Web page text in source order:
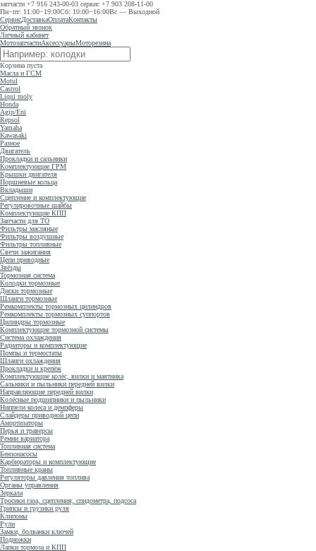
запчасти +7 916 243-00-03 сервис +7 903 208-11-00
Пн−пт: 11:00−19:00Сб: 10:00−16:00Вс — Выходной
СервисДоставкаОплатаКонтакты
Обратный звонок
Личный кабинет
МотозапчастиАксессуарыМоторезина
Корзина пуста
Масла и ГСМ
Motul
Castrol
Liqui moly
Honda
Agip/Eni
Repsol
Yamaha
Kawasaki
Разное
Двигатель
Прокладки и сальники
Комплектующие ГРМ
Крышки двигателя
Поршневые кольца
Вкладыши
Сцепление и комплектующие
Регулировочные шайбы
Комплектующие КПП
Запчасти для ТО
Фильтры масляные
Фильтры воздушные
Фильтры топливные
Свечи зажигания
Цепи приводные
Звёзды
Тормозная система
Колодки тормозные
Диски тормозные
Шланги тормозные
Ремкомплекты тормозных цилиндров
Ремкомплекты тормозных суппортов
Цилиндры тормозные
Комплектующие тормозной системы
Система охлаждения
Радиаторы и комплектующие
Помпы и термостаты
Шланги охлаждения
Прокладки и крепёж
Комплектующие колёс, вилки и маятника
Сальники и пыльники передней вилки
Направляющие передней вилки
Колёсные подшипники и пыльники
Ниппели колеса и демпферы
Слайдеры приводной цепи
Амортизаторы
Перья и траверсы
Ремни вариатора
Топливная система
Бензонасосы
Карбюраторы и комплектующие
Топливные краны
Регуляторы давления топлива
Органы управления
Зеркала
Тросики газа, сцепления, спидометра, подсоса
Грипсы и грузики руля
Клипоны
Рули
Замки, болванки ключей
Подножки
Лапки тормоза и КПП